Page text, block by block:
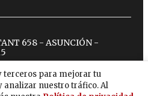
terceros para mejorar tu
analizar nuestro tráfico. Al
658 - ASUNCIÓN -
youtubespotify